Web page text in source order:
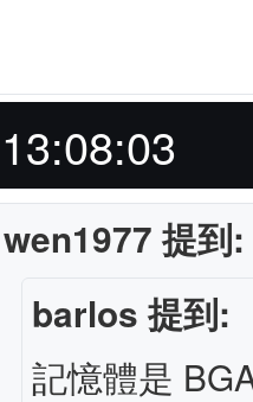
wen1977 提到:
barlos 提到:
記憶體是